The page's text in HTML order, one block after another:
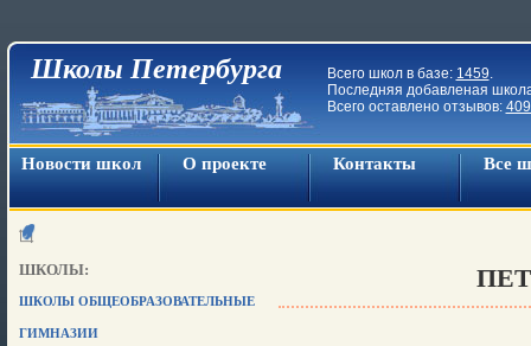
Школы Петербурга Всего школ в базе: 1459.
Последняя добавленая
Всего оставлено отзывов:
Новости школ О проекте Контакты Все
ШКОЛЫ:
ШКОЛЫ ОБЩЕОБРАЗОВАТЕЛЬНЫЕ
ГИМНАЗИИ